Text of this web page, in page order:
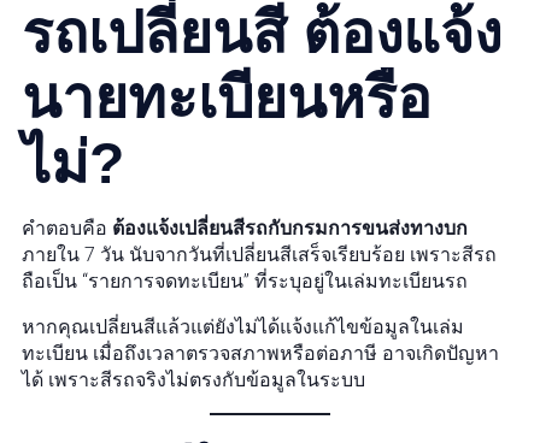
รถเปลี่ยนสี ต้องแจ้ง
นายทะเบียนหรือ
ไม่?
คำตอบคือ ต้องแจ้งเปลี่ยนสีรถกับกรมการขนส่งทางบก
ภายใน 7 วัน นับจากวันที่เปลี่ยนสีเสร็จเรียบร้อย เพราะสีรถ
ถือเป็น “รายการจดทะเบียน” ที่ระบุอยู่ในเล่มทะเบียนรถ
หากคุณเปลี่ยนสีแล้วแต่ยังไม่ได้แจ้งแก้ไขข้อมูลในเล่ม
ทะเบียน เมื่อถึงเวลาตรวจสภาพหรือต่อภาษี อาจเกิดปัญหา
ได้ เพราะสีรถจริงไม่ตรงกับข้อมูลในระบบ